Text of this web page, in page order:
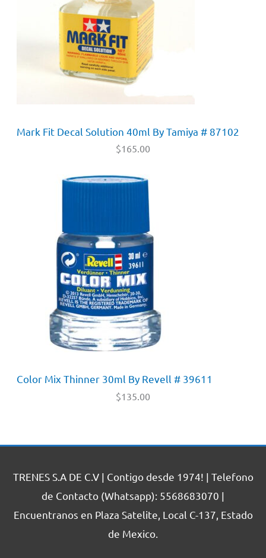
Mark Fit Decal Solution 40ml By Tamiya # 87102
$165.00
Color Mix Thinner 30ml By Revell # 39611
$135.00
TRENES S.A DE C.V | Contigo desde 1974! | Telefono
de Contacto (Whatsapp): 5568683070 |
Encuentranos en Plaza Satelite, Local C-137, Estado
de Mexico.